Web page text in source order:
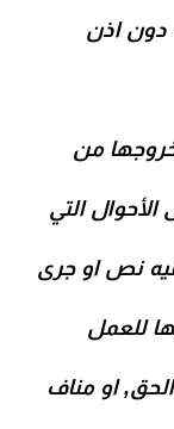
اذن
من
التي
نص او جرى
للعمل
او مناف